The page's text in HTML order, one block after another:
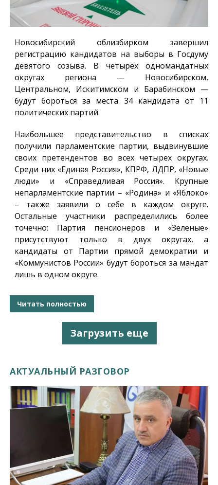
Новосибирский облизбирком завершил
регистрацию кандидатов на выборы в Госдуму
девятого созыва. В четырех одномандатных
округах региона — Новосибирском,
Центральном, Искитимском и Барабинском —
будут бороться за места 34 кандидата от 11
политических партий.
Наибольшее представительство в списках
получили парламентские партии, выдвинувшие
своих претендентов во всех четырех округах.
Среди них «Единая Россия», КПРФ, ЛДПР, «Новые
люди» и «Справедливая Россия». Крупные
непарламентские партии – «Родина» и «Яблоко»
– также заявили о себе в каждом округе.
Остальные участники распределились более
точечно: Партия пенсионеров и «Зеленые»
присутствуют только в двух округах, а
кандидаты от Партии прямой демократии и
«Коммунистов России» будут бороться за мандат
лишь в одном округе.
Читать полностью
Загрузить еще
АКТУАЛЬНЫЙ РАЗГОВОР